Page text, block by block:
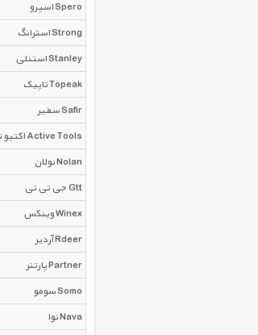
اسپرو Spero
استرانگ Strong
استنلی Stanley
تاپیک Topeak
سفیر Safir
اکتیو تولز Active Tools
نولان Nolan
جی تی تی Gtt
وینکس Winex
آردیر Rdeer
پارتنر Partner
سومو Somo
نوا Nava